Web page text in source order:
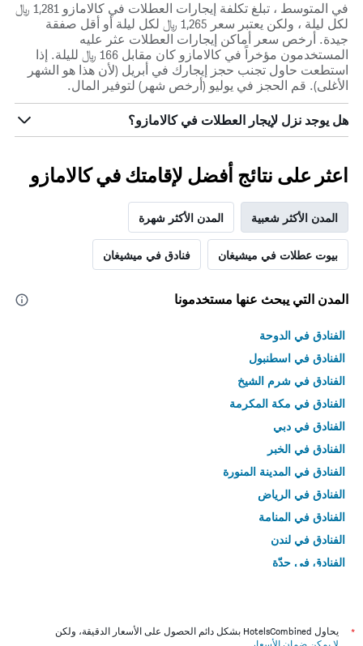
في المتوسط ، تبلغ تكلفة إيجارات العطلات في كالامازو 1,281 ﷼
لكل ليلة ، ولكن يعتبر سعر 1,265 ﷼ لكل ليلة أو أقل صفقة
جيدة. أرخص سعر أماكن إيجارات العطلات عثر عليه
المستخدمون مؤخراً في كالامازو كان مقابل 166 ﷼ لليلة. إذا
استطعت حاول تجنب حجز إيجارك في أبريل (لأن هذا هو الشهر
الأغلى). قم الحجز في يوليو (أرخص شهر) لتوفير المال.
هل يوجد نزل لإيجار العطلات في كالامازو؟
اعثر على نتائج أفضل لإقامتك في كالامازو
المدن الأكثر شعبية المدن الأكثر شهرة
بيوت عطلات في ميشيغان فنادق في ميشيغان
المدن التي يبحث عنها مستخدمونا
الفنادق في الدوحة
الفنادق في اسطنبول
الفنادق في شرم الشيخ
الفنادق في مكة المكرمة
الفنادق في دبي
الفنادق في الخبر
الفنادق في المدينة المنورة
الفنادق في الرياض
الفنادق في المنامة
الفنادق في لندن
الفنادق في جدّة
*
يحاول HotelsCombined بشكل دائم الحصول على الأسعار الدقيقة، ولكن